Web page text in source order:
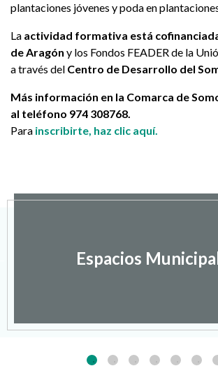
plantaciones jóvenes y poda en
La actividad formativa está
de Aragón y los Fondos FEADER de la
a través del Centro de Desarrollo del
Más información en la Comarca de
al teléfono 974 308768.
Para inscribirte, haz clic aquí.
Espacios